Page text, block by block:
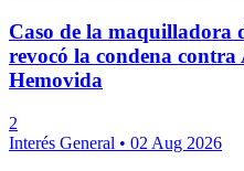
Caso de la maquilladora
revocó la condena
Hemovida
2
Interés General • 02 Aug 2026